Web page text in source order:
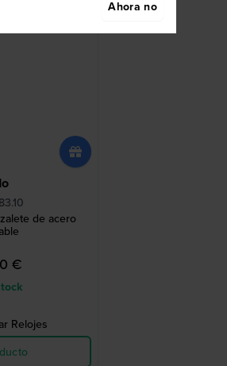
de acero
€
Relojes
Ahora no